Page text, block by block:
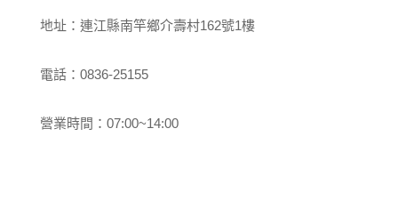
地址：連江縣南竿鄉介壽村162號1樓
電話：0836-25155
營業時間：07:00~14:00